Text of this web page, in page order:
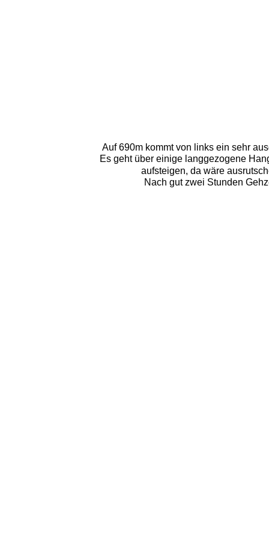
Auf 690m kommt von links ein sehr
Es geht über einige langgezogene
aufsteigen, da wäre
Nach gut zwei Stunden